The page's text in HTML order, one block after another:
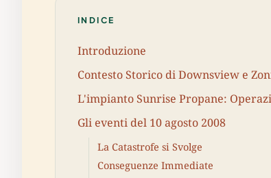
INDICE
Introduzione
Contesto Storico di Downsview e
L'impianto Sunrise Propane:
Gli eventi del 10 agosto 2008
La Catastrofe si Svolge
Conseguenze Immediate